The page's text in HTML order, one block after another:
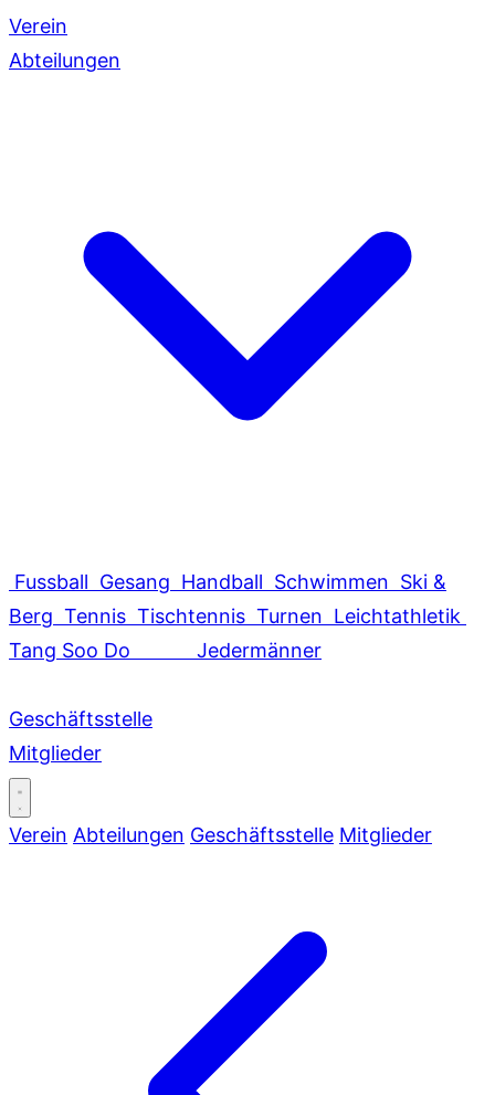
Verein
Abteilungen
Fussball Gesang Handball Schwimmen Ski &
Berg Tennis Tischtennis Turnen Leichtathletik
Tang Soo Do
Jedermänner
Geschäftsstelle
Mitglieder
Verein Abteilungen Geschäftsstelle Mitglieder